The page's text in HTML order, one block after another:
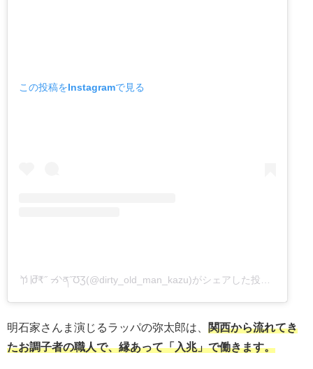
この投稿をInstagramで見る
兯∣ժ̅₹˝ ᓓ̸ᐠན˝ƱƷ(@dirty_old_man_kazu)がシェアした投稿
明石家さんま演じるラッパの弥太郎は、 関西から流れてき
たお調子者の職人で、縁あって「入兆」で働きます。